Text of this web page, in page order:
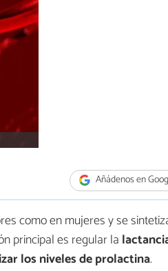
Añádenos en
como en mujeres y se
principal es regular la
los niveles de prolactina.